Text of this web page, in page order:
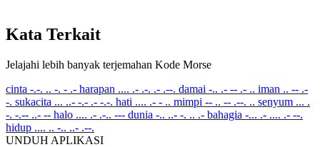
Kata Terkait
Jelajahi lebih banyak terjemahan Kode Morse
cinta -.-. .. -. - .- harapan .... .- .-. .- .--. damai -.. .- -- .- .. iman .. -- .-
-. sukacita ... ..- -.- .- -.-. hati .... .- - .. mimpi -- .. -- .--. .. senyum ... .
-. -.-- ..- -- halo .... .- .-.. --- dunia -.. ..- -. .. .- bahagia -... .- .... .- --.
hidup .... .. -.. ..- .--.
UNDUH APLIKASI